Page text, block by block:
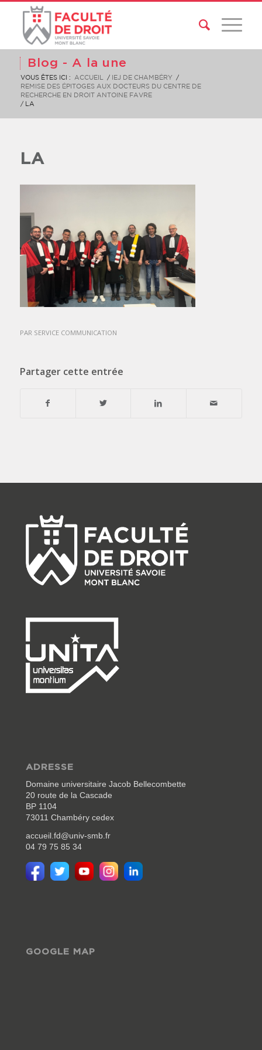
Blog - A la une
VOUS ÊTES ICI : ACCUEIL / IEJ DE CHAMBÉRY
/
REMISE DES ÉPITOGES AUX DOCTEURS DU CENTRE DE
RECHERCHE EN DROIT ANTOINE FAVRE
/ LA
LA
PAR SERVICE COMMUNICATION
Partager cette entrée
ADRESSE
Domaine universitaire Jacob Bellecombette
20 route de la Cascade
BP 1104
73011 Chambéry cedex
accueil.fd@univ-smb.fr
04 79 75 85 34
GOOGLE MAP